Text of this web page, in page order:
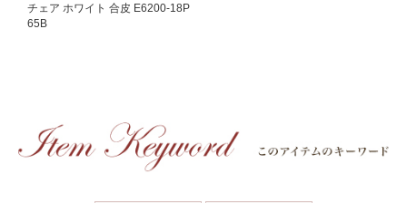
チェア ホワイト 合皮 E6200-18P
65B